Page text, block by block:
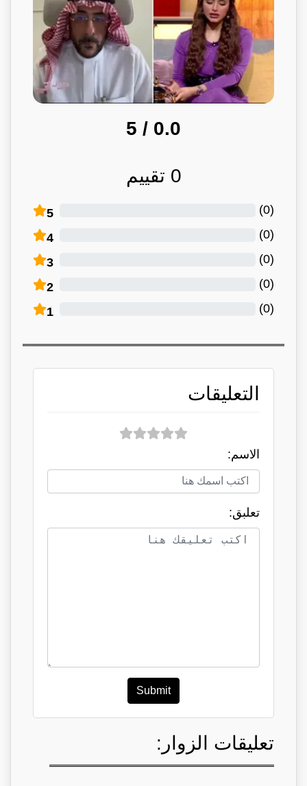
0.0
/ 5
0 تقييم
5 (
0
)
4 (
0
)
3 (
0
)
2 (
0
)
1 (
0
)
التعليقات
الاسم:
تعلبق:
Submit
تعليقات الزوار: